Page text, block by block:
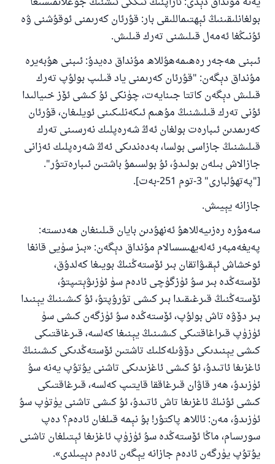
بولغانلىقىنىڭ ئېھتىماللىقى بار: قۇرئان كەرىمنى ئوقۇشنى ۋە
ئۇنىڭغا ئەمەل قىلىشنى تەرك قىلىش.
ئىبنى ھەجەر رەھىمەھۇللاھ مۇنداق دەيدۇ: ئىبنى ھۇبەيرە
مۇنداق دېگەن: "قۇرئان كەرىمنى ياد قىلىپ بولۇپ تەرك
قىلىش دېگەن كاتتا جىنايەت، چۈنكى ئۇ كىشى ئۆز خىيالىدا
ئۇنى تەرك قىلىشنىڭ مۇھىم ئىكەنلىكىنى ئويلىغان، قۇرئان
كەرىمدىن ئىبارەت بولغان ئەڭ شەرەپلىك نەرسىنى تەرك
قىلىشنىڭ جازاسى بولسا، بەدەندىكى ئەڭ شەرەپلىك ئەزانى
جازالاش بىلەن بولىدۇ، ئۇ بولسىمۇ باشتىن ئىبارەتتۇر".
["پەتھۇلبارى" 3-توم 251-بەت].
جازانە يېيىش.
سەمۇرە رەزىيەللاھۇ ئەنھۇدىن بايان قىلىنغان ھەدىستە:
پەيغەمبەر ئەلەيھىسسالام مۇنداق دېگەن: «بىز سۈيى قانغا
ئوخشاش ئېقىۋاتقان بىر ئۆستەڭنىڭ بويىغا كەلدۇق،
ئۆستەڭدە بىر سۇ ئۈزگۈچى ئادەم سۈ ئۈزىۋېتىپتۇ،
ئۆستەڭنىڭ قىرغىقىدا بىر كىشى تۇرۇپتۇ، ئۇ كىشىنىڭ يېنىدا
بىر دۆۋە تاش بولۇپ، ئۆستەڭدە سۇ ئۈزگەن كىشى سۈ
ئۈزۈپ قىراغاقتىكى كىشىنىڭ يېنىغا كەلسە، قىرغاقتىكى
كىشى يېنىدىكى دۆۋىلەكلىك تاشتىن ئۆستەڭدىكى كىشىنىڭ
ئاغزىغا ئاتىدۇ، ئۇ كىشى ئاغزىدىكى تاشنى يۇتۇپ يەنە سۇ
ئۈزىدۇ، ھەر قاۋان قىرغاققا قايتىپ كەلسە، قىرغاقتىكى
كىشى ئۇنىڭ ئاغزىغا تاش ئاتىدۇ، ئۇ كىشى تاشنى يۈتۈپ سۇ
ئۈزىدۇ، مەن: ئاللاھ پاكتۇر! بۇ نېمە قىلغان ئادەم؟ دەپ
سورىسام، ماڭا ئۆستەڭدە سۇ ئۈزۈپ ئاغزىغا ئېتىلغان تاشنى
يۇتۇپ يۈرگەن ئادەم جازانە يېگەن ئادەم دېيىلدى».